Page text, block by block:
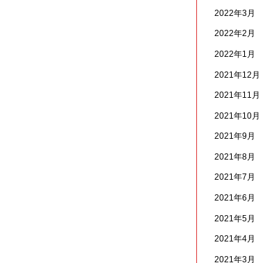
2022年3月
2022年2月
2022年1月
2021年12月
2021年11月
2021年10月
2021年9月
2021年8月
2021年7月
2021年6月
2021年5月
2021年4月
2021年3月